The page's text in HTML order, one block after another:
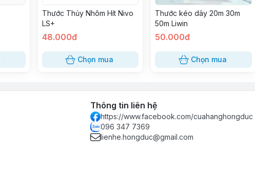
Thước Thủy Nhôm Hít Nivo
LS+
48.000đ
Chọn mua
Thước kéo dây 20m 30m
50m Liwin
50.000đ
Chọn mua
Thông tin liên hệ
https://www.facebook.com/cuahanghongduc
096 347 7369
lienhe.hongduc@gmail.com